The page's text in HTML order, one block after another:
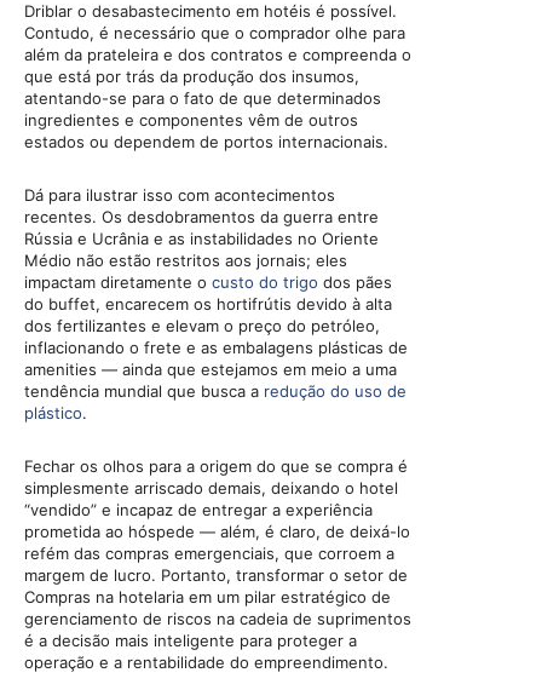
Driblar o desabastecimento em hotéis é possível.
Contudo, é necessário que o comprador olhe para
além da prateleira e dos contratos e compreenda o
que está por trás da produção dos insumos,
atentando-se para o fato de que determinados
ingredientes e componentes vêm de outros
estados ou dependem de portos internacionais.
Dá para ilustrar isso com acontecimentos
recentes. Os desdobramentos da guerra entre
Rússia e Ucrânia e as instabilidades no Oriente
Médio não estão restritos aos jornais; eles
impactam diretamente o custo do trigo dos pães
do buffet, encarecem os hortifrútis devido à alta
dos fertilizantes e elevam o preço do petróleo,
inflacionando o frete e as embalagens plásticas de
amenities — ainda que estejamos em meio a uma
tendência mundial que busca a redução do uso de
plástico.
Fechar os olhos para a origem do que se compra é
simplesmente arriscado demais, deixando o hotel
“vendido” e incapaz de entregar a experiência
prometida ao hóspede — além, é claro, de deixá-lo
refém das compras emergenciais, que corroem a
margem de lucro. Portanto, transformar o setor de
Compras na hotelaria em um pilar estratégico de
gerenciamento de riscos na cadeia de suprimentos
é a decisão mais inteligente para proteger a
operação e a rentabilidade do empreendimento.